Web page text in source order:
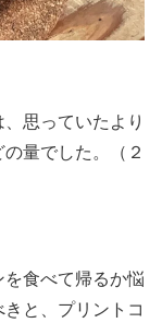
思っていたより
量でした。（２
食べて帰るか悩
と、プリントコ